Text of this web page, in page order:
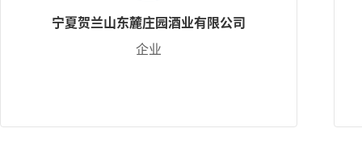
宁夏贺兰山东麓庄园酒业有限公司
企业